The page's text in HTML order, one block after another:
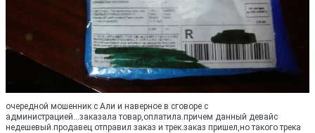
очередной мошенник с Али и наверное в сговоре с
администрацией...заказала товар,оплатила.причем данный девайс
недешевый.продавец отправил заказ и трек.заказ пришел,но такого трека